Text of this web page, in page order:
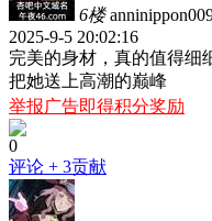
6楼
2025-9-5 20:02:16
完美的身材，真的值得细
把她送上高潮的巅峰
举报广告即得积分奖励
0
评论 + 3贡献